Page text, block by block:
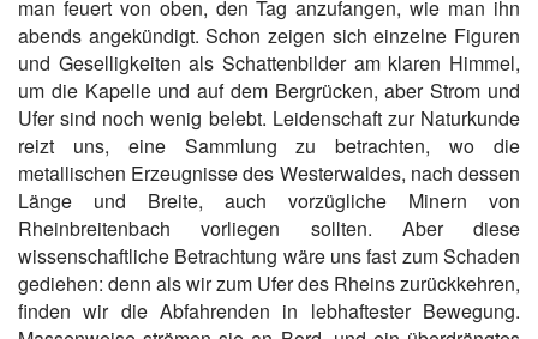
man feuert von oben, den Tag anzufangen, wie man ihn
abends angekündigt. Schon zeigen sich einzelne Figuren
und Geselligkeiten als Schattenbilder am klaren Himmel,
um die Kapelle und auf dem Bergrücken, aber Strom und
Ufer sind noch wenig belebt. Leidenschaft zur Naturkunde
reizt uns, eine Sammlung zu betrachten, wo die
metallischen Erzeugnisse des Westerwaldes, nach dessen
Länge und Breite, auch vorzügliche Minern von
Rheinbreitenbach vorliegen sollten. Aber diese
wissenschaftliche Betrachtung wäre uns fast zum Schaden
gediehen: denn als wir zum Ufer des Rheins zurückkehren,
finden wir die Abfahrenden in lebhaftester Bewegung.